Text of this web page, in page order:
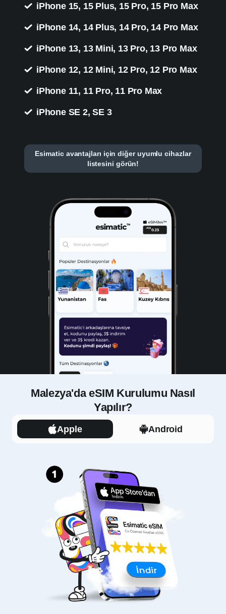
iPhone 15, 15 Plus, 15 Pro, 15 Pro Max
iPhone 14, 14 Plus, 14 Pro, 14 Pro Max
iPhone 13, 13 Mini, 13 Pro, 13 Pro Max
iPhone 12, 12 Mini, 12 Pro, 12 Pro Max
iPhone 11, 11 Pro, 11 Pro Max
iPhone SE 2, SE 3
Esimatic avantajları için diğer uyumlu cihazlar
listesini görün!
Malezya'da eSIM Kurulumu Nasıl
Yapılır?
Apple Android